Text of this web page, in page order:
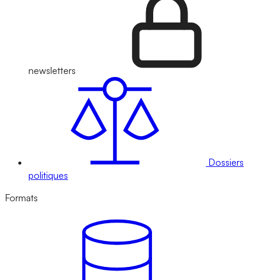
newsletters
Dossiers
politiques
Formats